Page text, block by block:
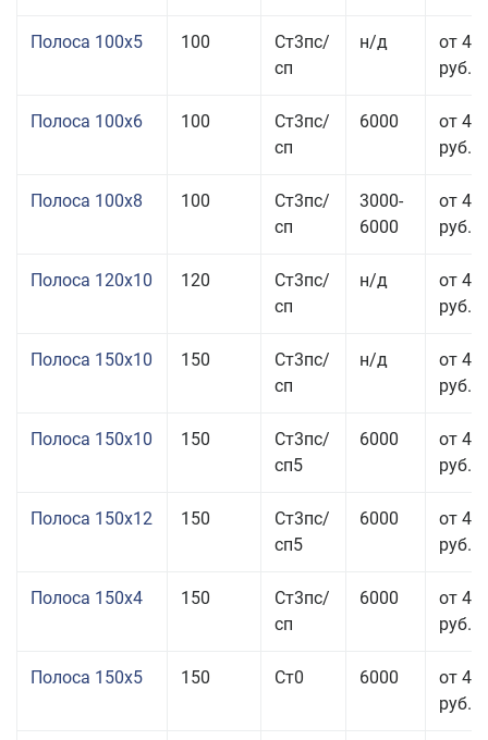
Полоса 100x5 100
Ст3пс/
сп
н/д
от 46
руб.
Полоса 100x6 100
Ст3пс/
сп
6000
от 46
руб.
Полоса 100x8 100
Ст3пс/
сп
3000-
6000
от 42
руб.
Полоса 120x10 120
Ст3пс/
сп
н/д
от 43
руб.
Полоса 150x10 150
Ст3пс/
сп
н/д
от 43
руб.
Полоса 150x10 150
Ст3пс/
сп5
6000
от 43
руб.
Полоса 150x12 150
Ст3пс/
сп5
6000
от 45
руб.
Полоса 150x4 150
Ст3пс/
сп
6000
от 46
руб.
Полоса 150x5 150 Ст0 6000
от 46
руб.